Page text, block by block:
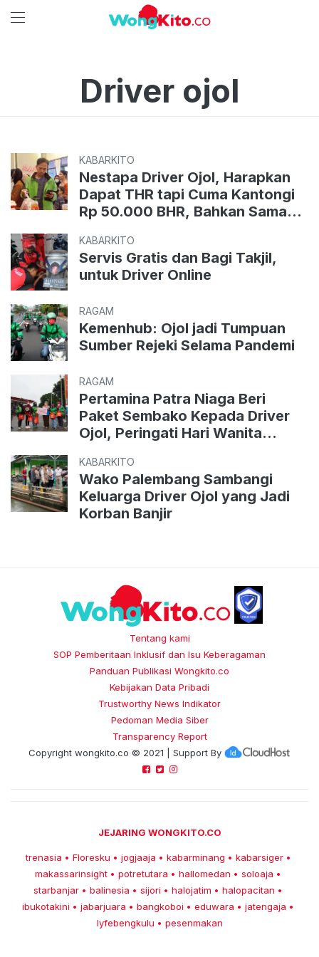
Driver ojol
KABARKITO
Nestapa Driver Ojol, Harapkan
Dapat THR tapi Cuma Kantongi
Rp 50.000 BHR, Bahkan Sama
KABARKITO
Servis Gratis dan Bagi Takjil,
untuk Driver Online
RAGAM
Kemenhub: Ojol jadi Tumpuan
Sumber Rejeki Selama Pandemi
RAGAM
Pertamina Patra Niaga Beri
Paket Sembako Kepada Driver
Ojol, Peringati Hari Wanita
KABARKITO
Wako Palembang Sambangi
Keluarga Driver Ojol yang Jadi
Korban Banjir
Tentang kami
SOP Pemberitaan Inklusif dan Isu Keberagaman
Panduan Publikasi Wongkito.co
Kebijakan Data Pribadi
Trustworthy News Indikator
Pedoman Media Siber
Transparency Report
Copyright wongkito.co © 2021 | Support By
JEJARING WONGKITO.CO
trenasia • Floresku • jogjaaja • kabarminang • kabarsiger •
makassarinsight • potretutara • hallomedan • soloaja •
starbanjar • balinesia • sijori • halojatim • halopacitan •
ibukotakini • jabarjuara • bangkoboi • eduwara • jatengaja •
lyfebengkulu • pesenmakan